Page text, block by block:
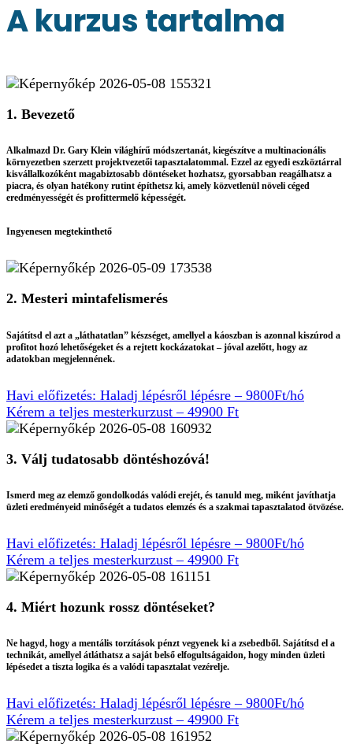
A kurzus tartalma
1. Bevezető
Alkalmazd Dr. Gary Klein világhírű módszertanát, kiegészítve a multinacionális
környezetben szerzett projektvezetői tapasztalatommal. Ezzel az egyedi eszköztárral
kisvállalkozóként magabiztosabb döntéseket hozhatsz, gyorsabban reagálhatsz a
piacra, és olyan hatékony rutint építhetsz ki, amely közvetlenül növeli céged
eredményességét és profittermelő képességét.
Ingyenesen megtekinthető
2. Mesteri mintafelismerés
Sajátítsd el azt a „láthatatlan” készséget, amellyel a káoszban is azonnal kiszúrod a
profitot hozó lehetőségeket és a rejtett kockázatokat – jóval azelőtt, hogy az
adatokban megjelennének.
Havi előfizetés: Haladj lépésről lépésre – 9800Ft/hó
Kérem a teljes mesterkurzust – 49900 Ft
3. Válj tudatosabb döntéshozóvá!
Ismerd meg az elemző gondolkodás valódi erejét, és tanuld meg, miként javíthatja
üzleti eredményeid minőségét a tudatos elemzés és a szakmai tapasztalatod ötvözése.
Havi előfizetés: Haladj lépésről lépésre – 9800Ft/hó
Kérem a teljes mesterkurzust – 49900 Ft
4. Miért hozunk rossz döntéseket?
Ne hagyd, hogy a mentális torzítások pénzt vegyenek ki a zsebedből. Sajátítsd el a
technikát, amellyel átláthatsz a saját belső elfogultságaidon, hogy minden üzleti
lépésedet a tiszta logika és a valódi tapasztalat vezérelje.
Havi előfizetés: Haladj lépésről lépésre – 9800Ft/hó
Kérem a teljes mesterkurzust – 49900 Ft